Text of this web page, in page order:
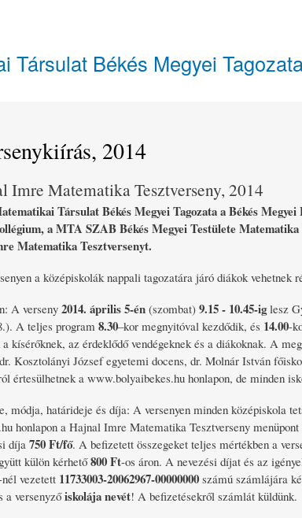
Társulat Békés Megyei
2014
Imre Matematika Tesztverseny, 2014
Társulat Békés Megyei Tagozata a Békés
a MTA SZAB Békés Megyei Testülete Matematika
Matematika Tesztversenyt.
a középiskolák nappali tagozatára járó diákok vehetnek
A verseny 2014. április 5-én(szombat) 9.15 - 10.45-iglesz
A teljes program 8.30–kor megnyitóval kezdődik, és 14.00-
kísérőknek, az érdeklődő vendégeknek és a diákoknak. A
Kosztolányi József egyetemi docens, dr. Molnár István
értesülhetnek a www.bolyaibekes.hu honlapon, de minden
módja, határideje és díja: A versenyen minden középiskola
honlapon a Hajnal Imre Matematika Tesztverseny
díja750 Ft/fő. A befizetett összegeket teljes mértékben a
külön kérhető800 Ft-os áron. A nevezési díjat és az
vezetett 11733003-20062967-00000000számú számlájára
a versenyzőiskolája nevét! A befizetésekről számlát küldünk.